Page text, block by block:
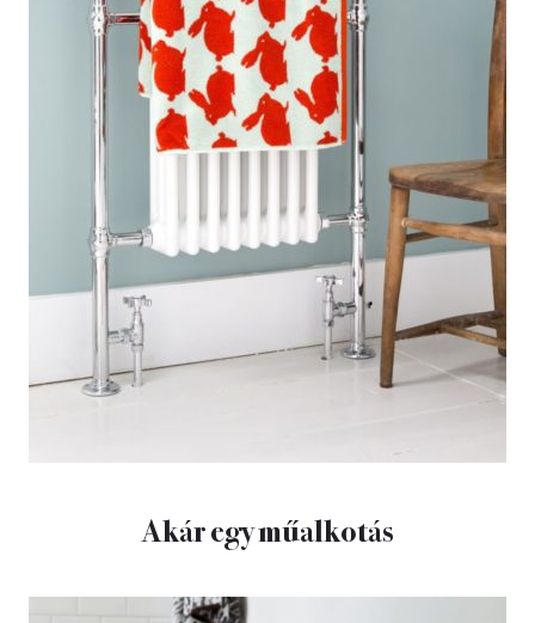
Akár egy műalkotás